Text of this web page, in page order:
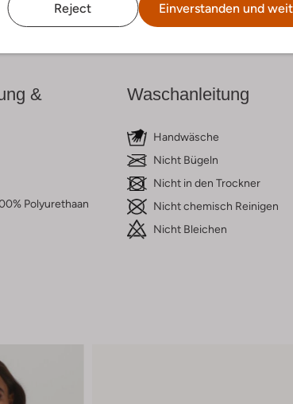
Reject Einverstanden und
& Rückgabe
&
Polyurethaan
Waschanleitung
Handwäsche
Nicht Bügeln
Nicht in den Trockner
Nicht chemisch Reinigen
Nicht Bleichen